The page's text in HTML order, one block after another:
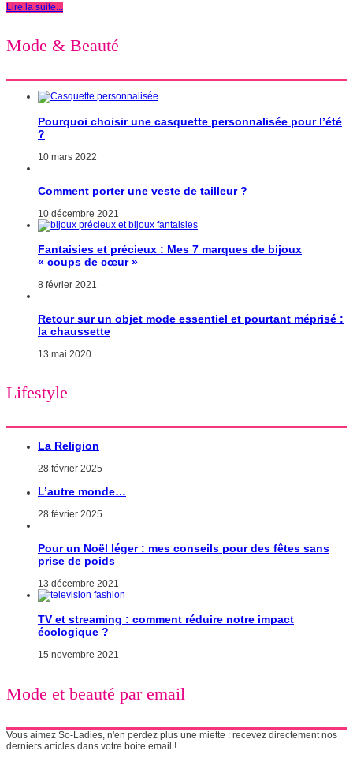
Lire la suite...
Mode & Beauté
Pourquoi choisir une casquette personnalisée pour l’été
?
10 mars 2022
Comment porter une veste de tailleur ?
10 décembre 2021
Fantaisies et précieux : Mes 7 marques de bijoux
« coups de cœur »
8 février 2021
Retour sur un objet mode essentiel et pourtant méprisé :
la chaussette
13 mai 2020
Lifestyle
La Religion
28 février 2025
L’autre monde…
28 février 2025
Pour un Noël léger : mes conseils pour des fêtes sans
prise de poids
13 décembre 2021
TV et streaming : comment réduire notre impact
écologique ?
15 novembre 2021
Mode et beauté par email
Vous aimez So-Ladies, n'en perdez plus une miette : recevez directement nos
derniers articles dans votre boite email !